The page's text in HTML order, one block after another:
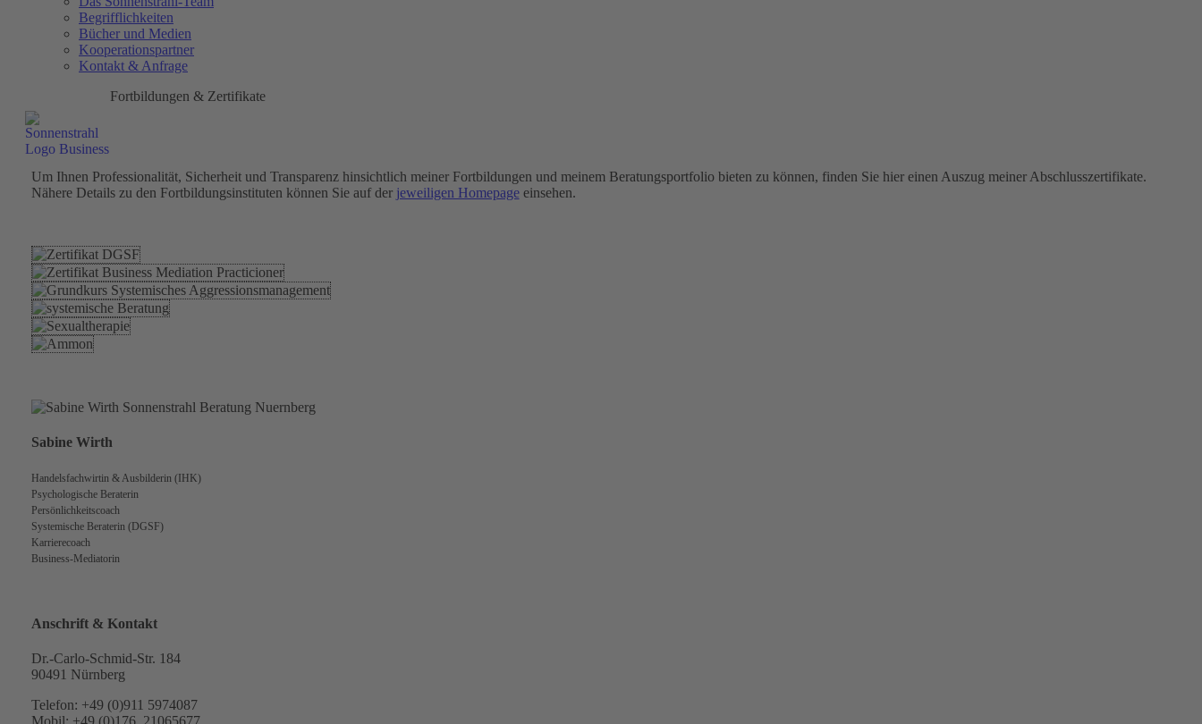
Begrifflichkeiten
Bücher und Medien
Kooperationspartner
Kontakt & Anfrage
Fortbildungen & Zertifikate
Um Ihnen Professionalität, Sicherheit und Transparenz hinsichtlich meiner Fortbildungen und meinem Beratungsportfolio bieten zu können, finden Sie hier einen Auszug meiner Abschlusszertifikate.
Nähere Details zu den Fortbildungsinstituten können Sie auf der jeweiligen Homepageeinsehen.
Sabine Wirth
Handelsfachwirtin & Ausbilderin (IHK)
Psychologische Beraterin
Persönlichkeitscoach
Systemische Beraterin (DGSF)
Karrierecoach
Business-Mediatorin
Anschrift & Kontakt
Dr.-Carlo-Schmid-Str. 184
90491 Nürnberg
Telefon: +49 (0)911 5974087
Mobil: +49 (0)176 21065677